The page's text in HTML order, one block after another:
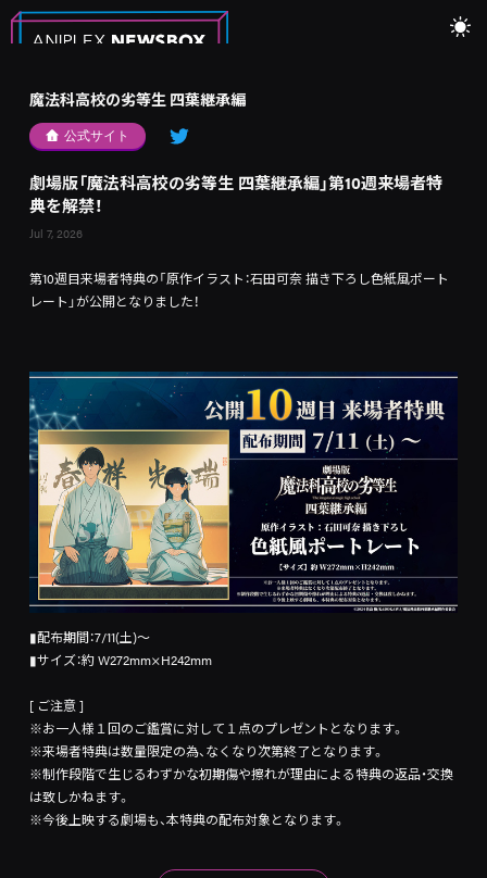
魔法科高校の劣等生 四葉継承編
公式サイト
劇場版「魔法科高校の劣等生 四葉継承編」第10週来場者特
典を解禁！
Jul 7, 2026
第10週目来場者特典の「原作イラスト：石田可奈 描き下ろし色紙風ポート
レート」が公開となりました！
▮配布期間：7/11(土)～
▮サイズ：約 W272mm×H242mm
[ ご注意 ]
※お一人様１回のご鑑賞に対して１点のプレゼントとなります。
※来場者特典は数量限定の為、なくなり次第終了となります。
※制作段階で生じるわずかな初期傷や擦れが理由による特典の返品・交換
は致しかねます。
※今後上映する劇場も、本特典の配布対象となります。